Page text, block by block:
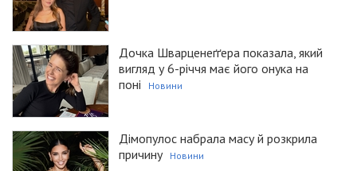
Дочка Шварценеґґера показала, який
вигляд у 6-річчя має його онука на
поні
Новини
Дімопулос набрала масу й розкрила
причину
Новини